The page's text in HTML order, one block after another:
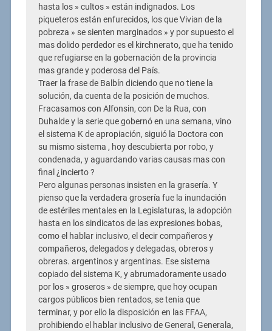
hasta los » cultos » están indignados. Los
piqueteros están enfurecidos, los que Vivian de la
pobreza » se sienten marginados » y por supuesto el
mas dolido perdedor es el kirchnerato, que ha tenido
que refugiarse en la gobernación de la provincia
mas grande y poderosa del País.
Traer la frase de Balbín diciendo que no tiene la
solución, da cuenta de la posición de muchos.
Fracasamos con Alfonsin, con De la Rua, con
Duhalde y la serie que gobernó en una semana, vino
el sistema K de apropiación, siguió la Doctora con
su mismo sistema , hoy descubierta por robo, y
condenada, y aguardando varias causas mas con
final ¿incierto ?
Pero algunas personas insisten en la grasería. Y
pienso que la verdadera grosería fue la inundación
de estériles mentales en la Legislaturas, la adopción
hasta en los sindicatos de las expresiones bobas,
como el hablar inclusivo, el decir compañeros y
compañeros, delegados y delegadas, obreros y
obreras. argentinos y argentinas. Ese sistema
copiado del sistema K, y abrumadoramente usado
por los » groseros » de siempre, que hoy ocupan
cargos públicos bien rentados, se tenia que
terminar, y por ello la disposición en las FFAA,
prohibiendo el hablar inclusivo de General, Generala,